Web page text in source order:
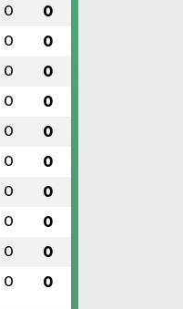
0 0
0 0
0 0
0 0
0 0
0 0
0 0
0 0
0 0
0 0